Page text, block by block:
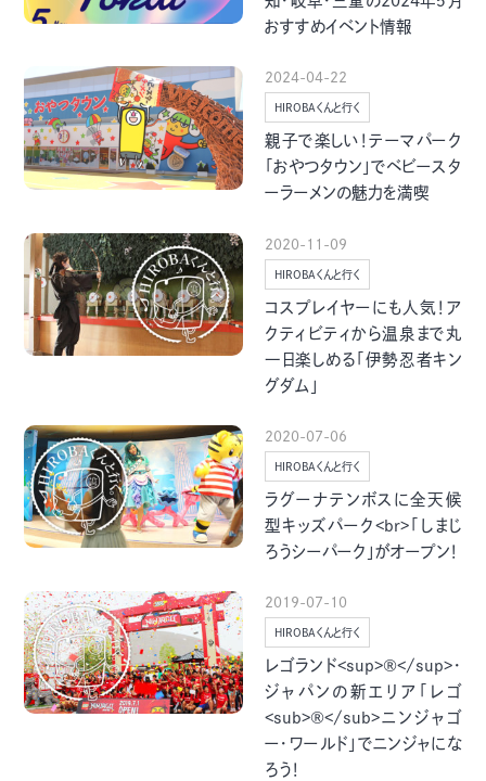
グルメ・まち イベント
スタッフ紹介
お問い合わせ
検索する
おすすめイベント情報
2024-04-22
HIROBAくんと行く
親子で楽しい！テーマパーク
「おやつタウン」でベビースタ
ーラーメンの魅力を満喫
2020-11-09
HIROBAくんと行く
コスプレイヤーにも人気！ア
クティビティから温泉まで丸
一日楽しめる「伊勢忍者キン
グダム」
2020-07-06
HIROBAくんと行く
ラグーナテンボスに全天候
型キッズパーク<br>「しまじ
ろうシーパーク」がオープン！
2019-07-10
HIROBAくんと行く
レゴランド<sup>®</sup>・
ジャパンの新エリア「レゴ
<sub>®</sub>ニンジャゴ
ー・ワールド」でニンジャにな
ろう！